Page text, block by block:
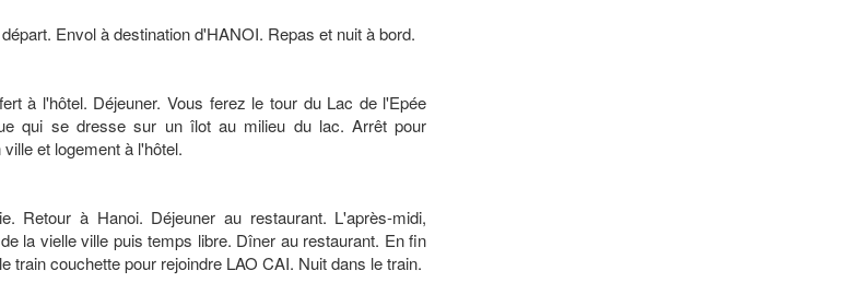
Envol à destination d'HANOI. Repas et nuit à bord.
à l'hôtel. Déjeuner. Vous ferez le tour du Lac de l'Epée
qui se dresse sur un îlot au milieu du lac. Arrêt pour
et logement à l'hôtel.
Retour à Hanoi. Déjeuner au restaurant. L'après-midi,
la vielle ville puis temps libre. Dîner au restaurant. En fin
train couchette pour rejoindre LAO CAI. Nuit dans le train.